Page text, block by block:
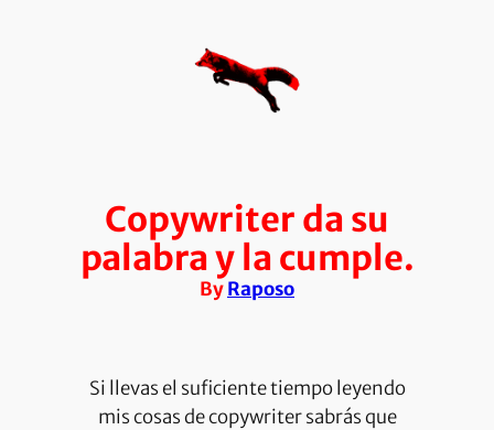
Copywriter da su
palabra y la cumple.
ByRaposo
Si llevas el suficiente tiempo leyendo
mis cosas de copywriter sabrás que